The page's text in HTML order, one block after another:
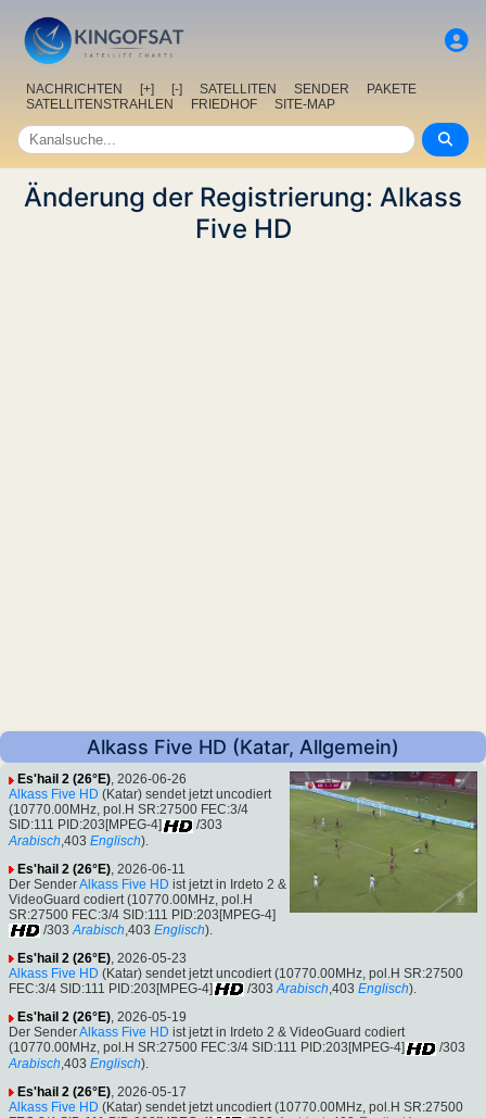
NACHRICHTEN [+] [-] SATELLITEN SENDER
PAKETE
SATELLITENSTRAHLEN
FRIEDHOF SITE-MAP
Änderung der Registrierung: Alkass
Five HD
Alkass Five HD (Katar, Allgemein)
Es'hail 2 (26°E), 2026-06-26
Alkass Five HD (Katar) sendet jetzt uncodiert
(10770.00MHz, pol.H SR:27500 FEC:3/4
SID:111 PID:203[MPEG-4]
/303
Arabisch ,403 Englisch).
Es'hail 2 (26°E) , 2026-06-11
Der SenderAlkass Five HD ist jetzt in Irdeto 2 &
VideoGuard codiert (10770.00MHz, pol.H
SR:27500 FEC:3/4 SID:111 PID:203[MPEG-4]
/303 Arabisch ,403 Englisch).
Es'hail 2 (26°E), 2026-05-23
Alkass Five HD (Katar) sendet jetzt uncodiert (10770.00MHz, pol.H SR:27500
FEC:3/4 SID:111 PID:203[MPEG-4]
/303 Arabisch,403 Englisch).
Es'hail 2 (26°E), 2026-05-19
Der SenderAlkass Five HD ist jetzt in Irdeto 2 & VideoGuard codiert
(10770.00MHz, pol.H SR:27500 FEC:3/4 SID:111 PID:203[MPEG-4]
/303
Arabisch ,403 Englisch).
Es'hail 2 (26°E) , 2026-05-17
Alkass Five HD (Katar) sendet jetzt uncodiert (10770.00MHz, pol.H SR:27500